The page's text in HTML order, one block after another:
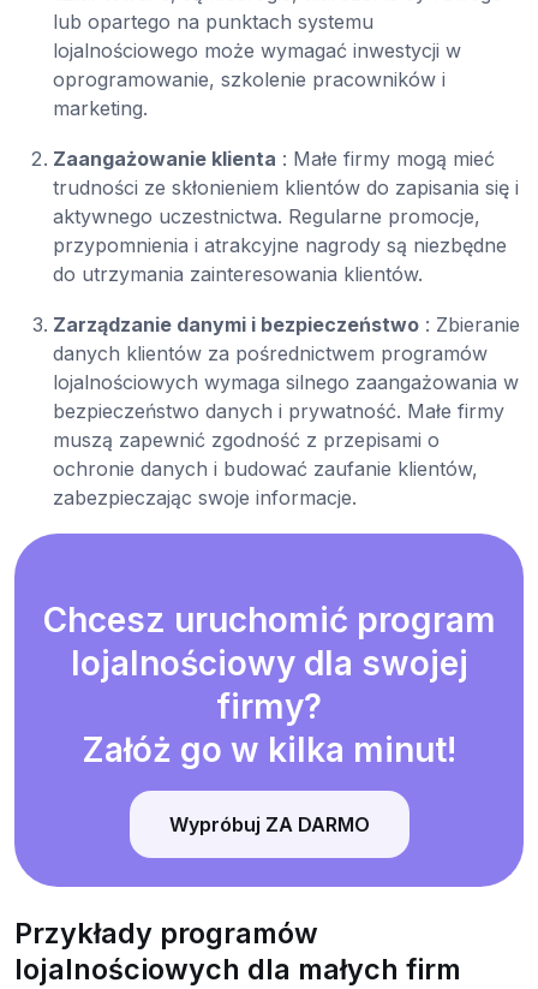
lub opartego na punktach systemu
lojalnościowego może wymagać inwestycji w
oprogramowanie, szkolenie pracowników i
marketing.
Zaangażowanie klienta : Małe firmy mogą mieć
trudności ze skłonieniem klientów do zapisania się i
aktywnego uczestnictwa. Regularne promocje,
przypomnienia i atrakcyjne nagrody są niezbędne
do utrzymania zainteresowania klientów.
Zarządzanie danymi i bezpieczeństwo : Zbieranie
danych klientów za pośrednictwem programów
lojalnościowych wymaga silnego zaangażowania w
bezpieczeństwo danych i prywatność. Małe firmy
muszą zapewnić zgodność z przepisami o
ochronie danych i budować zaufanie klientów,
zabezpieczając swoje informacje.
Chcesz uruchomić program
lojalnościowy dla swojej
firmy?
Załóż go w kilka minut!
Wypróbuj ZA DARMO
Przykłady programów
lojalnościowych dla małych firm